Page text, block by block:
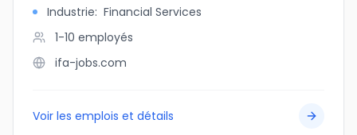
Industrie: Financial Services
1-10 employés
ifa-jobs.com
Voir les emplois et détails